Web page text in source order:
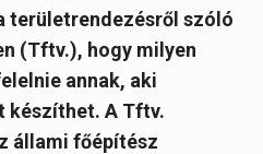
területrendezésről szóló
(Tftv.), hogy milyen
annak, aki
A Tftv.
állami főépítész